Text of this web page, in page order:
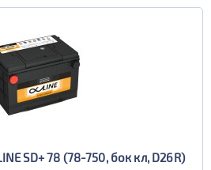
SD+ 78 (78-750, бок кл, D26R)